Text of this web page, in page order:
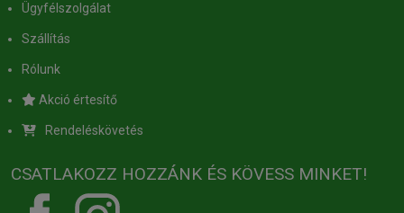
Ügyfélszolgálat
Szállítás
Rólunk
Akció értesítő
Rendeléskövetés
CSATLAKOZZ HOZZÁNK ÉS KÖVESS MINKET!